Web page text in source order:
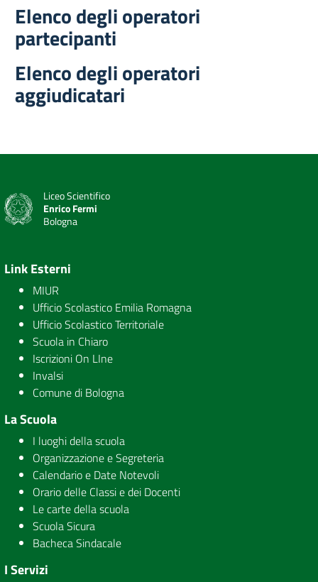
Elenco degli operatori
partecipanti
Elenco degli operatori
aggiudicatari
Liceo Scientifico
Enrico Fermi
Bologna
Link Esterni
MIUR
Ufficio Scolastico Emilia Romagna
Ufficio Scolastico Territoriale
Scuola in Chiaro
Iscrizioni On LIne
Invalsi
Comune di Bologna
La Scuola
I luoghi della scuola
Organizzazione e Segreteria
Calendario e Date Notevoli
Orario delle Classi e dei Docenti
Le carte della scuola
Scuola Sicura
Bacheca Sindacale
I Servizi